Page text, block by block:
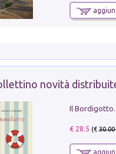
novità
Il Bordigotto.
€ 28.5 (€30.00